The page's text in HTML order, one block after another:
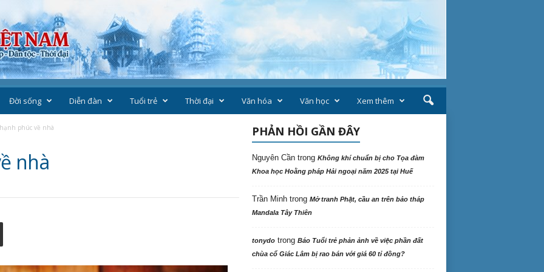
Đời sống Diễn đàn Tuổi trẻ Thời đại Văn hóa Văn học Xem thêm
phúc về nhà
nhà
PHẢN HỒI GẦN ĐÂY
Nguyên Cầntrong Không khí chuẩn bị cho Tọa đàm
Khoa học Hoằng pháp Hải ngoại năm 2025 tại Huế
Trần Minhtrong Mở tranh Phật, cầu an trên bảo tháp
Mandala Tây Thiên
tonydotrong Báo Tuổi trẻ phản ảnh về việc phần đất
chùa cổ Giác Lâm bị rao bán với giá 60 tỉ đồng?